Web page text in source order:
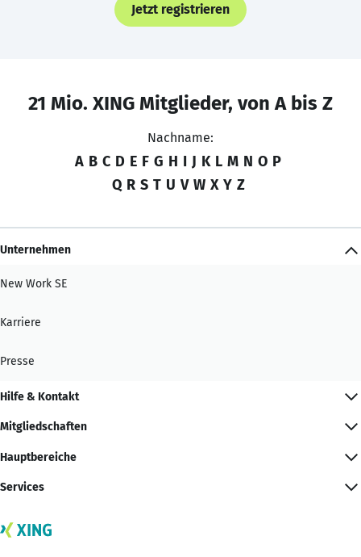
Jetzt registrieren
21 Mio. XING Mitglieder, von A bis Z
Nachname:
A B C D E F G H I J K L M N O P
Q R S T U V W X Y Z
Unternehmen
New Work SE
Karriere
Presse
Hilfe & Kontakt
Mitgliedschaften
Hauptbereiche
Services